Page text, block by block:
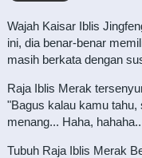
Wajah Kaisar Iblis
ini, dia benar-benar
masih berkata dengan
Raja Iblis Merak
"Bagus kalau kamu
menang... Haha,
Tubuh Raja Iblis Merak